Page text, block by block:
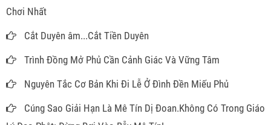
Chơi Nhất
Cắt Duyên âm...Cắt Tiền Duyên
Trình Đồng Mở Phủ Cần Cảnh Giác Và Vững Tâm
Nguyên Tắc Cơ Bản Khi Đi Lễ Ở Đình Đền Miếu Phủ
Cúng Sao Giải Hạn Là Mê Tín Dị Đoan.Không Có Trong Giáo